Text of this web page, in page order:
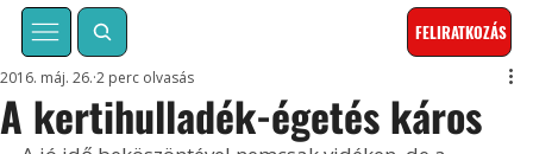
FELIRATKOZÁS
A kertihulladék-égetés káros
2016. máj. 26. 2 perc olvasás